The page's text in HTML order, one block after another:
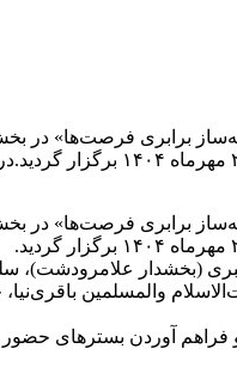
برابری فرصت‌ها»
برابری فرصت‌ها»
اکبری (بخشدار
والمسلمین باقری‌نیا،
آوردن بسترهای حضور